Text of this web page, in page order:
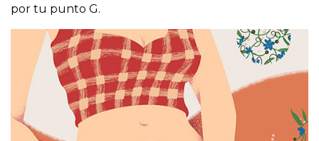
por tu punto G.